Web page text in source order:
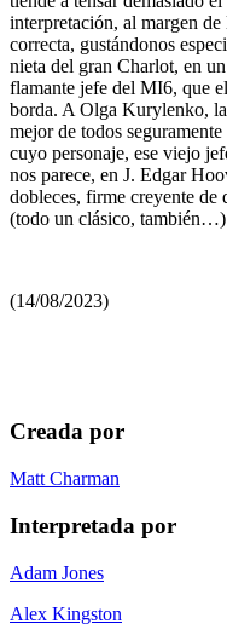
interpretación, al margen
correcta, gustándonos
nieta del gran Charlot, en
flamante jefe del MI6, que
borda. A Olga Kurylenko,
mejor de todos
cuyo personaje, ese viejo
nos parece, en J. Edgar
dobleces, firme creyente de
(todo un clásico,
(14/08/2023)
Creada por
Matt Charman
Interpretada por
Adam Jones
Alex Kingston